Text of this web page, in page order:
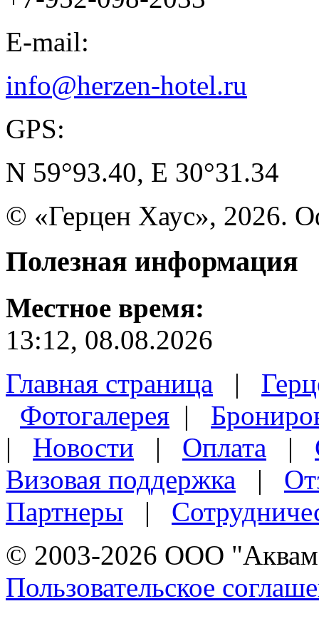
E-mail:
info@herzen-hotel.ru
GPS:
N 59°93.40, E 30°31.34
© «Герцен Хаус», 2026.
Полезная информация
Местное время:
13:12, 08.08.2026
Главная страница |
Фотогалерея |
| Новости | Оплата |
Визовая поддержка |
Партнеры |
© 2003-2026 ООО
Пользовательское